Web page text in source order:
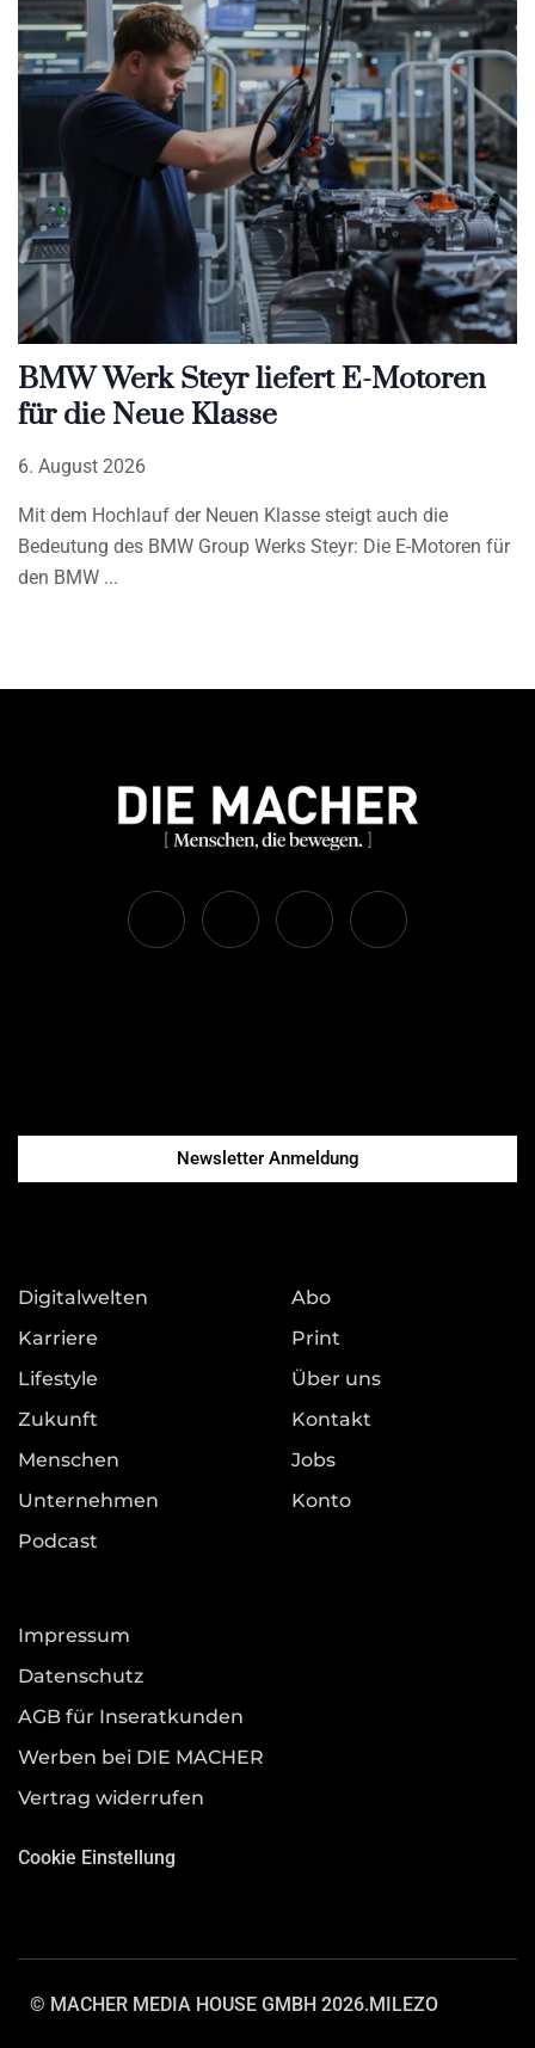
BMW Werk Steyr liefert E-Motoren
für die Neue Klasse
6. August 2026
Mit dem Hochlauf der Neuen Klasse steigt auch die
Bedeutung des BMW Group Werks Steyr: Die E-Motoren für
den BMW
Newsletter Anmeldung
Digitalwelten
Karriere
Lifestyle
Zukunft
Menschen
Unternehmen
Podcast
Abo
Print
Über uns
Kontakt
Jobs
Konto
Impressum
Datenschutz
AGB für Inseratkunden
Werben bei DIE MACHER
Vertrag widerrufen
Cookie Einstellung
© MACHER MEDIA HOUSE GMBH 2026.MILEZO